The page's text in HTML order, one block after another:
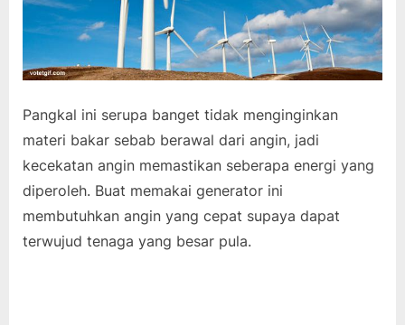
Pangkal ini serupa banget tidak menginginkan
materi bakar sebab berawal dari angin, jadi
kecekatan angin memastikan seberapa energi yang
diperoleh. Buat memakai generator ini
membutuhkan angin yang cepat supaya dapat
terwujud tenaga yang besar pula.